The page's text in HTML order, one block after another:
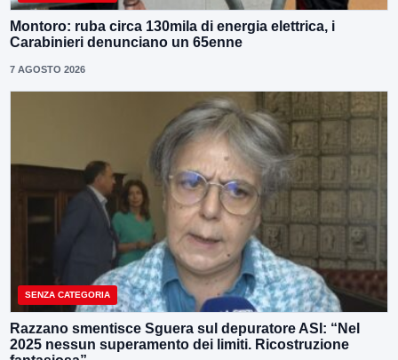
Montoro: ruba circa 130mila di energia elettrica, i
Carabinieri denunciano un 65enne
7 AGOSTO 2026
SENZA CATEGORIA
Razzano smentisce Sguera sul depuratore ASI: “Nel
2025 nessun superamento dei limiti. Ricostruzione